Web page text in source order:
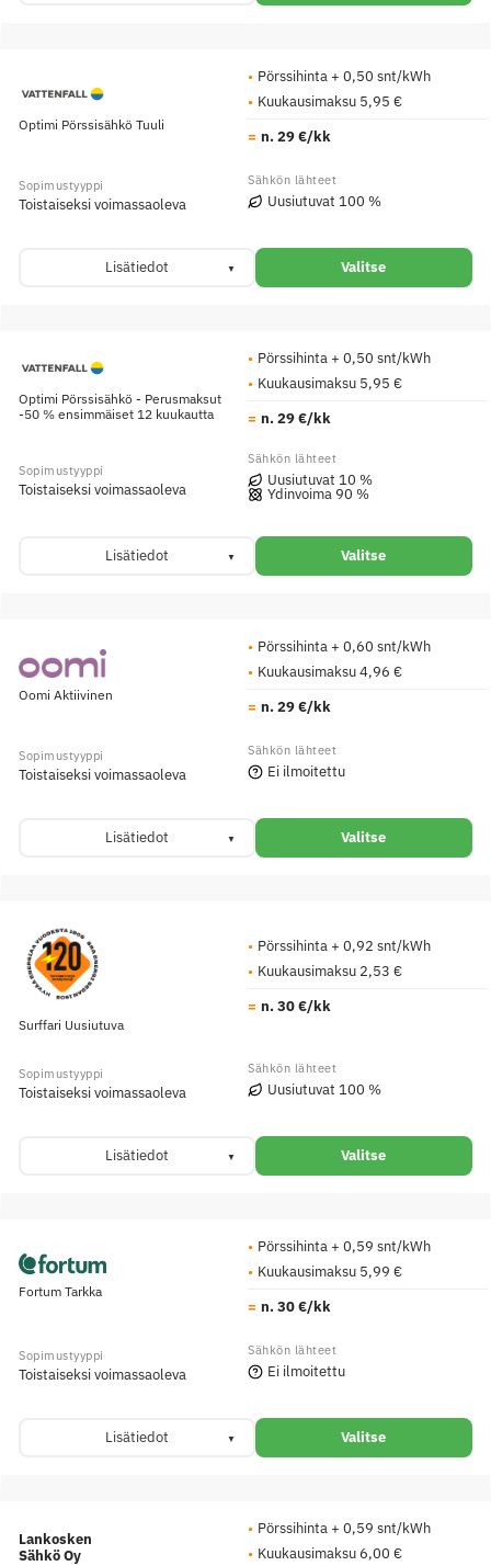
Optimi Pörssisähkö Tuuli
Pörssihinta + 0,50 snt/kWh
Kuukausimaksu 5,95 €
n. 29 €/kk
Toistaiseksi voimassaoleva Uusiutuvat 100 %
Lisätiedot Valitse
Optimi Pörssisähkö - Perusmaksut
-50 % ensimmäiset 12 kuukautta
Pörssihinta + 0,50 snt/kWh
Kuukausimaksu 5,95 €
n. 29 €/kk
Toistaiseksi voimassaoleva
Uusiutuvat 10 %
Ydinvoima 90 %
Lisätiedot Valitse
Oomi Aktiivinen
Pörssihinta + 0,60 snt/kWh
Kuukausimaksu 4,96 €
n. 29 €/kk
Toistaiseksi voimassaoleva Ei ilmoitettu
Lisätiedot Valitse
Surffari Uusiutuva
Pörssihinta + 0,92 snt/kWh
Kuukausimaksu 2,53 €
n. 30 €/kk
Toistaiseksi voimassaoleva Uusiutuvat 100 %
Lisätiedot Valitse
Fortum Tarkka
Pörssihinta + 0,59 snt/kWh
Kuukausimaksu 5,99 €
n. 30 €/kk
Toistaiseksi voimassaoleva Ei ilmoitettu
Lisätiedot Valitse
Lankosken
Sähkö Oy
Pörssihinta + 0,59 snt/kWh
Kuukausimaksu 6,00 €